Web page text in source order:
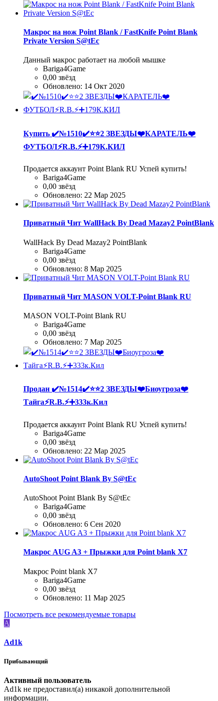
Макрос на нож Point Blank / FastKnife Point Blank
Private Version S@tEc
Данный макрос работает на любой мышке
Bariga4Game
0,00 звёзд
Обновлено: 14 Окт 2020
Купить ✔️№1510✔️⭐️⭐️2 ЗВЕЗДЫ❤️КАРАТЕЛЬ❤️
ФУТБОЛ⚡R.B.⚡➕179К.КИЛ
Продается аккаунт Point Blank RU Успей купить!
Bariga4Game
0,00 звёзд
Обновлено: 22 Мар 2025
Приватный Чит WallHack By Dead Mazay2 PointBlank
WallHack By Dead Mazay2 PointBlank
Bariga4Game
0,00 звёзд
Обновлено: 8 Мар 2025
Приватный Чит MASON VOLT-Point Blank RU
MASON VOLT-Point Blank RU
Bariga4Game
0,00 звёзд
Обновлено: 7 Мар 2025
Продан ✔️№1514✔️⭐️⭐️2 ЗВЕЗДЫ❤️Биоугроза❤️
Тайга⚡R.B.⚡➕333к.Кил
Продается аккаунт Point Blank RU Успей купить!
Bariga4Game
0,00 звёзд
Обновлено: 22 Мар 2025
AutoShoot Point Blank By S@tEc
AutoShoot Point Blank By S@tEc
Bariga4Game
0,00 звёзд
Обновлено: 6 Сен 2020
Макрос AUG A3 + Прыжки для Point blank Х7
Макрос Point blank Х7
Bariga4Game
0,00 звёзд
Обновлено: 11 Мар 2025
Посмотреть все рекомендуемые товары
A
Ad1k
Прибывающий
Активный пользователь
Ad1k не предоставил(а) никакой дополнительной
информации.